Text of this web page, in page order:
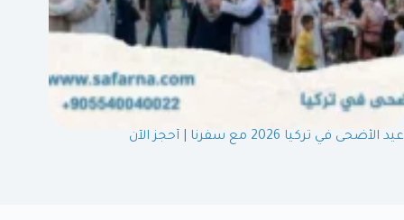
عيد الأضحى في تركيا 2026 مع سفرنا | أحجز الآن